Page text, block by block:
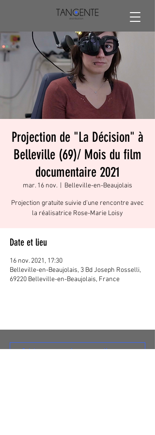
Projection de "La Décision" à
Belleville (69)/ Mois du film
documentaire 2021
mar. 16 nov. Belleville-en-Beaujolais
Projection gratuite suivie d'une rencontre avec
la réalisatrice Rose-Marie Loisy
Date et lieu
16 nov. 2021, 17:30
Belleville-en-Beaujolais, 3 Bd Joseph Rosselli,
69220 Belleville-en-Beaujolais, France